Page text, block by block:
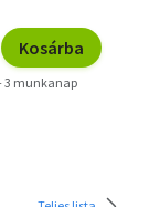
Kosárba
3 munkanap